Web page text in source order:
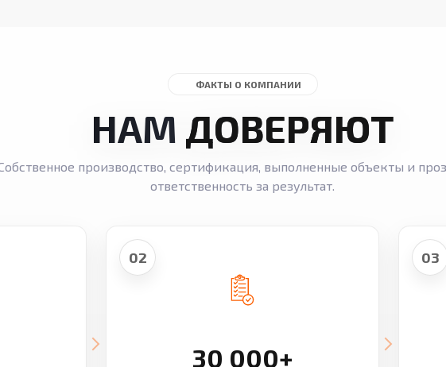
ФАКТЫ О КОМПАНИИ
НАМ ДОВЕРЯЮТ
производство, сертификация, выполненные объекты и
ответственность за результат.
02
30 000+
03